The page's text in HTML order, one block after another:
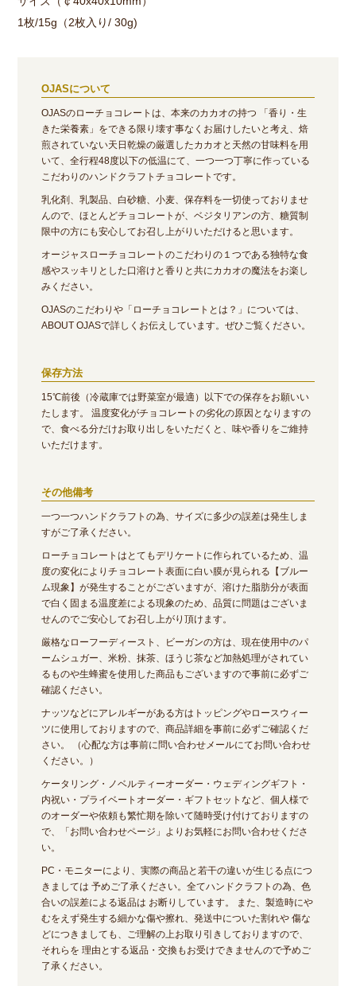
1枚/15g（2枚入り/ 30g)
OJASについて
OJASのローチョコレートは、本来のカカオの持つ 「香り・生
きた栄養素」をできる限り壊す事なくお届けしたいと考え、焙
煎されていない天日乾燥の厳選したカカオと天然の甘味料を用
いて、全行程48度以下の低温にて、一つ一つ丁寧に作っている
こだわりのハンドクラフトチョコレートです。
乳化剤、乳製品、白砂糖、小麦、保存料を一切使っておりませ
んので、ほとんどチョコレートが、ベジタリアンの方、糖質制
限中の方にも安心してお召し上がりいただけると思います。
オージャスローチョコレートのこだわりの１つである独特な食
感やスッキリとした口溶けと香りと共にカカオの魔法をお楽し
みください。
OJASのこだわりや「ローチョコレートとは？」については、
ABOUT OJASで詳しくお伝えしています。ぜひご覧ください。
保存方法
15℃前後（冷蔵庫では野菜室が最適）以下での保存をお願いい
たします。 温度変化がチョコレートの劣化の原因となりますの
で、食べる分だけお取り出しをいただくと、味や香りをご維持
いただけます。
その他備考
一つ一つハンドクラフトの為、サイズに多少の誤差は発生しま
すがご了承ください。
ローチョコレートはとてもデリケートに作られているため、温
度の変化によりチョコレート表面に白い膜が見られる【ブルー
ム現象】が発生することがございますが、溶けた脂肪分が表面
で白く固まる温度差による現象のため、品質に問題はございま
せんのでご安心してお召し上がり頂けます。
厳格なローフーディースト、ビーガンの方は、現在使用中のパ
ームシュガー、米粉、抹茶、ほうじ茶など加熱処理がされてい
るものや生蜂蜜を使用した商品もございますので事前に必ずご
確認ください。
ナッツなどにアレルギーがある方はトッピングやロースウィー
ツに使用しておりますので、商品詳細を事前に必ずご確認くだ
さい。 （心配な方は事前に問い合わせメールにてお問い合わせ
ください。）
ケータリング・ノベルティーオーダー・ウェディングギフト・
内祝い・プライベートオーダー・ギフトセットなど、個人様で
のオーダーや依頼も繁忙期を除いて随時受け付けておりますの
で、「お問い合わせページ」よりお気軽にお問い合わせくださ
い。
PC・モニターにより、実際の商品と若干の違いが生じる点につ
きましては 予めご了承ください。全てハンドクラフトの為、色
合いの誤差による返品は お断りしています。 また、製造時にや
むをえず発生する細かな傷や擦れ、発送中についた割れや 傷な
どにつきましても、ご理解の上お取り引きしておりますので、
それらを 理由とする返品・交換もお受けできませんので予めご
了承ください。